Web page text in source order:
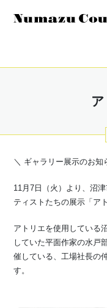
＼ ギャラリー展示のお知
11月7日（火）より、沼
ティストたちの展示「ア
アトリエを使用している
していた平面作家の水戸
催している、工場社長の
す。